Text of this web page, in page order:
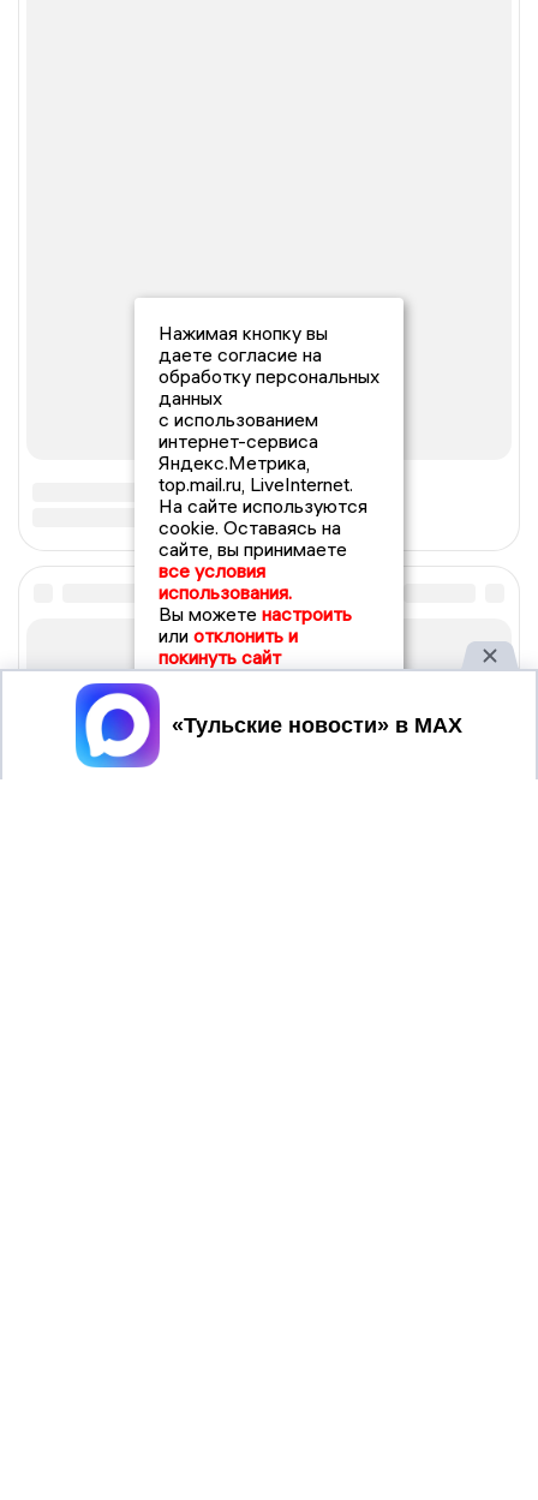
Нажимая кнопку вы
даете согласие на
обработку персональных
данных
с использованием
интернет-сервиса
Яндекс.Метрика,
top.mail.ru, LiveInternet.
На сайте используются
cookie. Оставаясь на
сайте, вы принимаете
все условия
использования.
Вы можете настроить
или отклонить и
покинуть сайт
Принять